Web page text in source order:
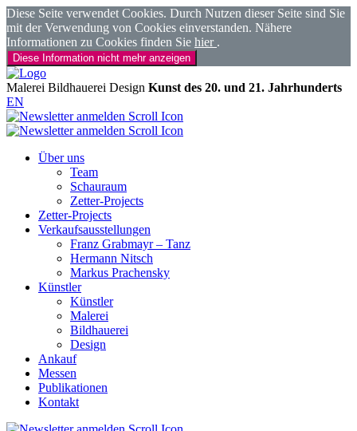
Diese Seite verwendet Cookies. Durch Nutzen dieser Seite sind Sie
mit der Verwendung von Cookies einverstanden. Nähere
Informationen zu Cookies finden Sie hier .
Diese Information nicht mehr anzeigen
Malerei Bildhauerei Design Kunst des 20. und 21. Jahrhunderts
EN
Über uns
Team
Schauraum
Zetter-Projects
Zetter-Projects
Verkaufsausstellungen
Franz Grabmayr – Tanz
Hermann Nitsch
Markus Prachensky
Künstler
Künstler
Malerei
Bildhauerei
Design
Ankauf
Messen
Publikationen
Kontakt